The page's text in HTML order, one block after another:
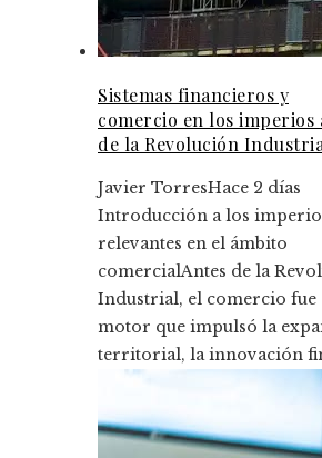
Sistemas financieros y
comercio en los imperios
de la Revolución
Javier TorresHace 2 días
Introducción a los
relevantes en el ámbito
comercialAntes de la
Industrial, el comercio fue
motor que impulsó la
territorial, la innovación